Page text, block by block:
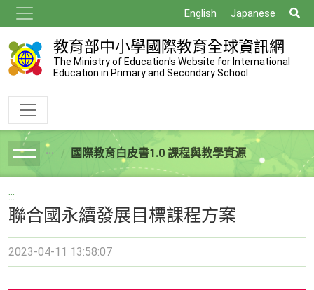
到
主
要
內
English Japanese
尋
教育部中小學國際教育全球資訊網
The Ministry of Education's Website for International
Education in Primary and Secondary School
breadcrumb國際教育白皮書1.0 課程與教學資源
:::
聯合國永續發展目標課程方案
2023-04-11 13:58:07